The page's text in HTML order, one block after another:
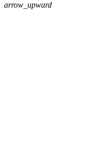
arrow_upward